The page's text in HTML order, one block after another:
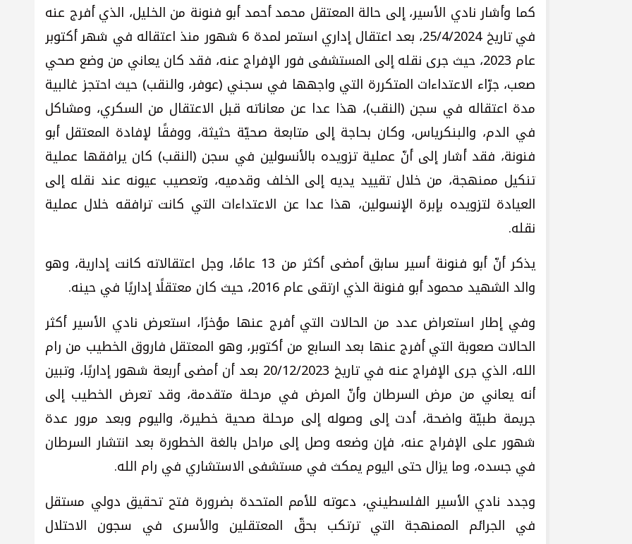
كما وأشار نادي الأسير، إلى حالة المعتقل محمد أحمد أبو فنونة من الخليل، الذي أفرج عنه
في تاريخ 25/4/2024، بعد اعتقال إداري استمر لمدة 6 شهور منذ اعتقاله في شهر أكتوبر
عام 2023، حيث جرى نقله إلى المستشفى فور الإفراج عنه، فقد كان يعاني من وضع صحي
صعب، جرّاء الاعتداءات المتكررة التي واجهها في سجني (عوفر، والنقب) حيث احتجز غالبية
مدة اعتقاله في سجن (النقب)، هذا عدا عن معاناته قبل الاعتقال من السكري، ومشاكل
في الدم، والبنكرياس، وكان بحاجة إلى متابعة صحيّة حثيثة، ووفقًا لإفادة المعتقل أبو
فنونة، فقد أشار إلى أنّ عملية تزويده بالأنسولين في سجن (النقب) كان يرافقها عملية
تنكيل ممنهجة، من خلال تقييد يديه إلى الخلف وقدميه، وتعصيب عيونه عند نقله إلى
العيادة لتزويده بإبرة الإنسولين، هذا عدا عن الاعتداءات التي كانت ترافقه خلال عملية
نقله.
يذكر أنّ أبو فنونة أسير سابق أمضى أكثر من 13 عامًا، وجل اعتقالاته كانت إدارية، وهو
والد الشهيد محمود أبو فنونة الذي ارتقى عام 2016، حيث كان معتقلًا إداريًا في حينه.
وفي إطار استعراض عدد من الحالات التي أفرج عنها مؤخرًا، استعرض نادي الأسير أكثر
الحالات صعوبة التي أفرج عنها بعد السابع من أكتوبر، وهو المعتقل فاروق الخطيب من رام
الله، الذي جرى الإفراج عنه في تاريخ 20/12/2023 بعد أن أمضى أربعة شهور إداريًا، وتبين
أنه يعاني من مرض السرطان وأنّ المرض في مرحلة متقدمة، وقد تعرض الخطيب إلى
جريمة طبيّة واضحة، أدت إلى وصوله إلى مرحلة صحية خطيرة، واليوم وبعد مرور عدة
شهور على الإفراج عنه، فإن وضعه وصل إلى مراحل بالغة الخطورة بعد انتشار السرطان
في جسده، وما يزال حتى اليوم يمكث في مستشفى الاستشاري في رام الله.
وجدد نادي الأسير الفلسطيني، دعوته للأمم المتحدة بضرورة فتح تحقيق دولي مستقل
في الجرائم الممنهجة التي ترتكب بحقّ المعتقلين والأسرى في سجون الاحتلال